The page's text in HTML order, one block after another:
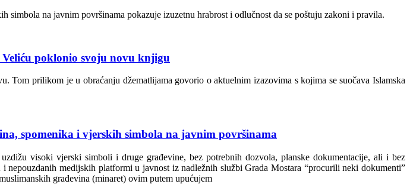
na javnim površinama pokazuje izuzetnu hrabrost i odlučnost da se poštuju zakoni i pravila.
poklonio svoju novu knjigu
Tom prilikom je u obraćanju džematlijama govorio o aktuelnim izazovima s kojima se suočava Islamska
spomenika i vjerskih simbola na javnim površinama
visoki vjerski simboli i druge građevine, bez potrebnih dozvola, planske dokumentacije, ali i bez
medijskih platformi u javnost iz nadležnih službi Grada Mostara “procurili neki dokumenti”
građevina (minaret) ovim putem upućujem